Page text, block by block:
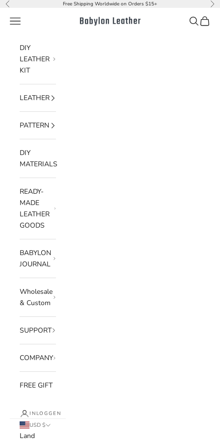
Naar inhoud
Vorige Free Shipping Worldwide on Orders $15+
Babylon Leather
Menu Zoeken
DIY
LEATHER
KIT
LEATHER
PATTERN
DIY
MATERIALS
READY-
MADE
LEATHER
GOODS
BABYLON
JOURNAL
Wholesale
& Custom
SUPPORT
COMPANY
FREE GIFT
INLOGGEN
USD $
Land